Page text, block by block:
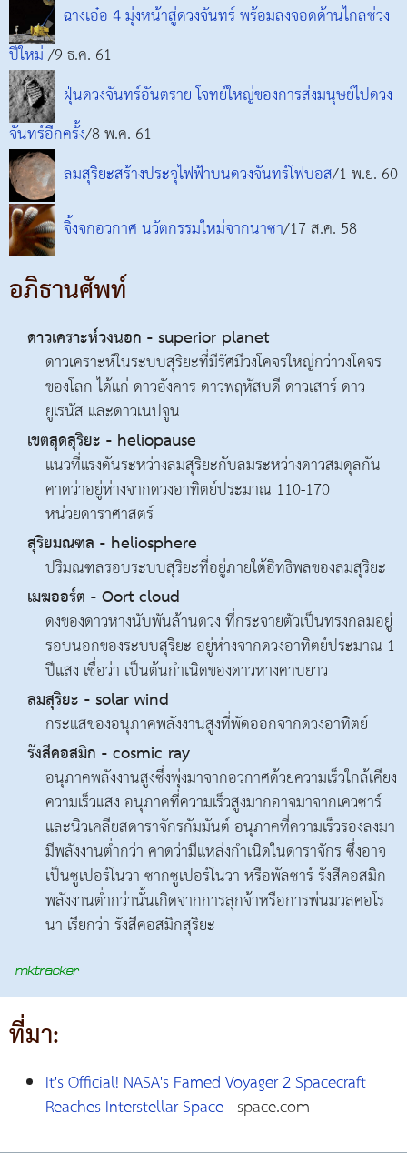
ฉางเอ๋อ 4 มุ่งหน้าสู่ดวงจันทร์ พร้อมลงจอดด้านไกลช่วง
ปีใหม่/9 ธ.ค. 61
ฝุ่นดวงจันทร์อันตราย โจทย์ใหญ่ของการส่งมนุษย์ไปดวง
จันทร์อีกครั้ง/8 พ.ค. 61
ลมสุริยะสร้างประจุไฟฟ้าบนดวงจันทร์โฟบอส/1 พ.ย. 60
จิ้งจกอวกาศ นวัตกรรมใหม่จากนาซา/17 ส.ค. 58
อภิธานศัพท์
ดาวเคราะห์วงนอก - superior planet
ดาวเคราะห์ในระบบสุริยะที่มีรัศมีวงโคจรใหญ่กว่าวงโคจร
ของโลก ได้แก่ ดาวอังคาร ดาวพฤหัสบดี ดาวเสาร์ ดาว
ยูเรนัส และดาวเนปจูน
เขตสุดสุริยะ - heliopause
แนวที่แรงดันระหว่างลมสุริยะกับลมระหว่างดาวสมดุลกัน
คาดว่าอยู่ห่างจากดวงอาทิตย์ประมาณ 110-170
หน่วยดาราศาสตร์
สุริยมณฑล - heliosphere
ปริมณฑลรอบระบบสุริยะที่อยู่ภายใต้อิทธิพลของลมสุริยะ
เมฆออร์ต - Oort cloud
ดงของดาวหางนับพันล้านดวง ที่กระจายตัวเป็นทรงกลมอยู่
รอบนอกของระบบสุริยะ อยู่ห่างจากดวงอาทิตย์ประมาณ 1
ปีแสง เชื่อว่า เป็นต้นกำเนิดของดาวหางคาบยาว
ลมสุริยะ - solar wind
กระแสของอนุภาคพลังงานสูงที่พัดออกจากดวงอาทิตย์
รังสีคอสมิก - cosmic ray
อนุภาคพลังงานสูงซึ่งพุ่งมาจากอวกาศด้วยความเร็วใกล้เคียง
ความเร็วแสง อนุภาคที่ความเร็วสูงมากอาจมาจากเควซาร์
และนิวเคลียสดาราจักรกัมมันต์ อนุภาคที่ความเร็วรองลงมา
มีพลังงานต่ำกว่า คาดว่ามีแหล่งกำเนิดในดาราจักร ซึ่งอาจ
เป็นซูเปอร์โนวา ซากซูเปอร์โนวา หรือพัลซาร์ รังสีคอสมิก
พลังงานต่ำกว่านั้นเกิดจากการลุกจ้าหรือการพ่นมวลคอโร
นา เรียกว่า รังสีคอสมิกสุริยะ
ที่มา:
It's Official! NASA's Famed Voyager 2 Spacecraft
Reaches Interstellar Space- space.com